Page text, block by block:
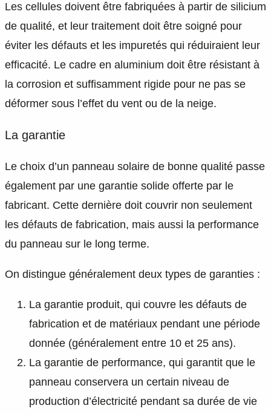
Les cellules doivent être fabriquées à partir de silicium
de qualité, et leur traitement doit être soigné pour
éviter les défauts et les impuretés qui réduiraient leur
efficacité. Le cadre en aluminium doit être résistant à
la corrosion et suffisamment rigide pour ne pas se
déformer sous l’effet du vent ou de la neige.
La garantie
Le choix d’un panneau solaire de bonne qualité passe
également par une garantie solide offerte par le
fabricant. Cette dernière doit couvrir non seulement
les défauts de fabrication, mais aussi la performance
du panneau sur le long terme.
On distingue généralement deux types de garanties :
La garantie produit, qui couvre les défauts de
fabrication et de matériaux pendant une période
donnée (généralement entre 10 et 25 ans).
La garantie de performance, qui garantit que le
panneau conservera un certain niveau de
production d’électricité pendant sa durée de vie